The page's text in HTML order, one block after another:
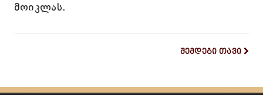
მოიკლას.
შემდეგი თავი